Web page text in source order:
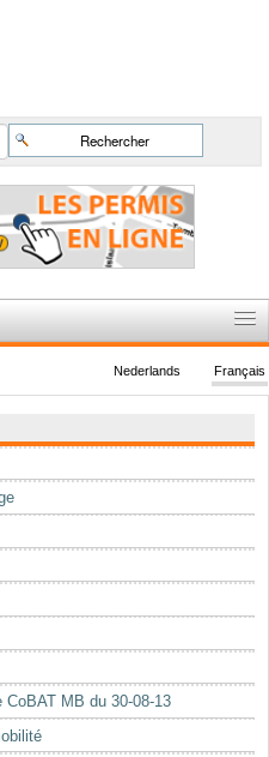
Français
Nederlands
CoBAT MB du 30-08-13